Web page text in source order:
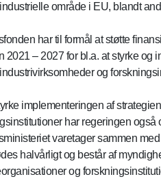
område i EU, blandt
har til formål at støtte
2021 – 2027 for bl.a. at styrke og
og
implementeringen af
har regeringen også
varetager sammen
halvårligt og består af
og